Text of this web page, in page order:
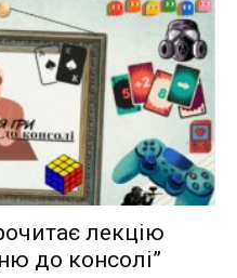
лекцію
до консолі”